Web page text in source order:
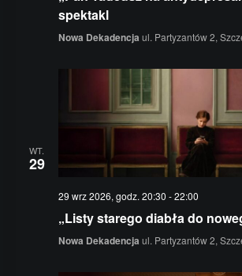
spektakl
Nowa Dekadencja ul. Partyzantów 2,
WT.
29
29 wrz 2026, godz. 20:30 -22:00
„Listy starego diabła do
Nowa Dekadencja ul. Partyzantów 2,